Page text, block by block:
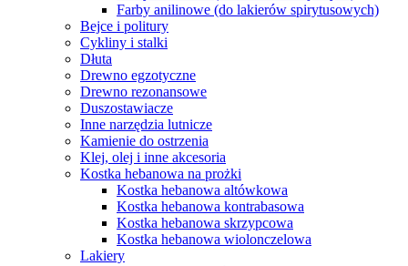
Farby anilinowe (do lakierów spirytusowych)
Bejce i politury
Cykliny i stalki
Dłuta
Drewno egzotyczne
Drewno rezonansowe
Duszostawiacze
Inne narzędzia lutnicze
Kamienie do ostrzenia
Klej, olej i inne akcesoria
Kostka hebanowa na prożki
Kostka hebanowa altówkowa
Kostka hebanowa kontrabasowa
Kostka hebanowa skrzypcowa
Kostka hebanowa wiolonczelowa
Lakiery